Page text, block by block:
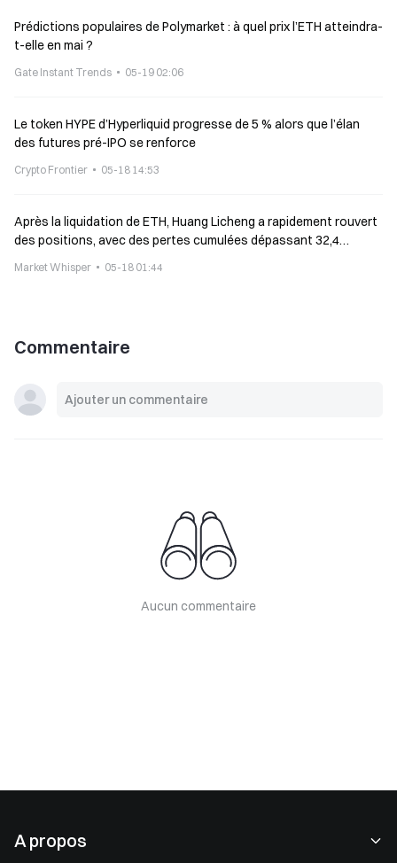
Prédictions populaires de Polymarket : à quel prix l’ETH atteindra-
t-elle en mai ?
Gate Instant Trends 05-19 02:06
Le token HYPE d’Hyperliquid progresse de 5 % alors que l’élan
des futures pré-IPO se renforce
Crypto Frontier 05-18 14:53
Après la liquidation de ETH, Huang Licheng a rapidement rouvert
des positions, avec des pertes cumulées dépassant 32,4
Market Whisper 05-18 01:44
Commentaire
Aucun commentaire
A propos